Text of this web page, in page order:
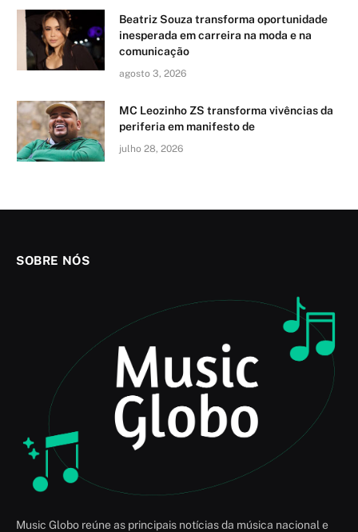
Beatriz Souza transforma oportunidade
inesperada em carreira na moda e na
comunicação
agosto 3, 2026
MC Leozinho ZS transforma vivências da
periferia em manifesto de
julho 28, 2026
SOBRE NÓS
Music Globo reúne as principais notícias da música nacional e